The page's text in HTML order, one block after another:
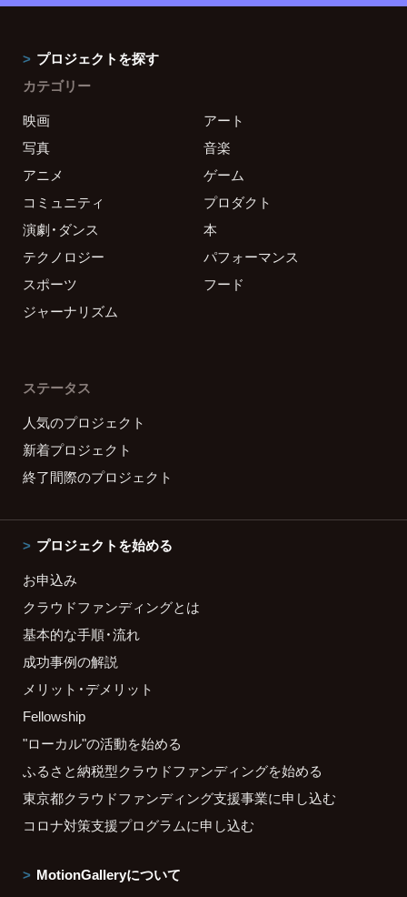
プロジェクトを探す
カテゴリー
映画
アート
写真
音楽
アニメ
ゲーム
コミュニティ
プロダクト
演劇・ダンス
本
テクノロジー
パフォーマンス
スポーツ
フード
ジャーナリズム
ステータス
人気のプロジェクト
新着プロジェクト
終了間際のプロジェクト
プロジェクトを始める
お申込み
クラウドファンディングとは
基本的な手順・流れ
成功事例の解説
メリット・デメリット
Fellowship
"ローカル"の活動を始める
ふるさと納税型クラウドファンディングを始める
東京都クラウドファンディング支援事業に申し込む
コロナ対策支援プログラムに申し込む
MotionGalleryについて